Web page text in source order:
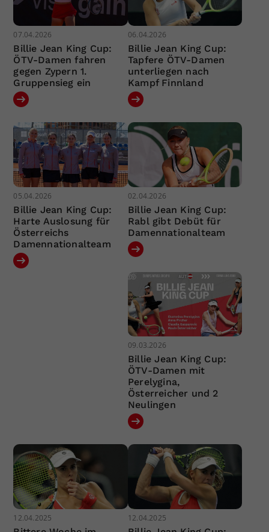
07.04.2026
Billie Jean King Cup:
ÖTV-Damen fahren
gegen Zypern 1.
Gruppensieg ein
06.04.2026
Billie Jean King Cup:
Tapfere ÖTV-Damen
unterliegen nach
Kampf Finnland
05.04.2026
Billie Jean King Cup:
Harte Auslosung für
Österreichs
Damennationalteam
02.04.2026
Billie Jean King Cup:
Rabl gibt Debüt für
Damennationalteam
09.03.2026
Billie Jean King Cup:
ÖTV-Damen mit
Perelygina,
Österreicher und 2
Neulingen
12.04.2025 12.04.2025